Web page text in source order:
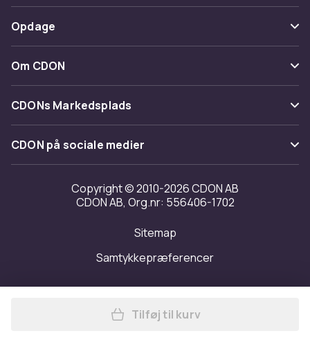
Spor pakke
Fortryd & returner her
Kontakt os
Betaling
Levering
Tilbagekaldelser
Opdage
Kategorier
Maerke
Om CDON
Om os
Kundeanmeldelser
Arbejd på CDON
Investor relations
Tilgængelighed
CDONs Markedsplads
Merchant Help Center
CDON på sociale medier
Copyright © 2010-2026 CDON AB
CDON AB, Org.nr: 556406-1702
Sitemap
Samtykkepræferencer
Læg Reparationssæt til
Tilføj til kurv